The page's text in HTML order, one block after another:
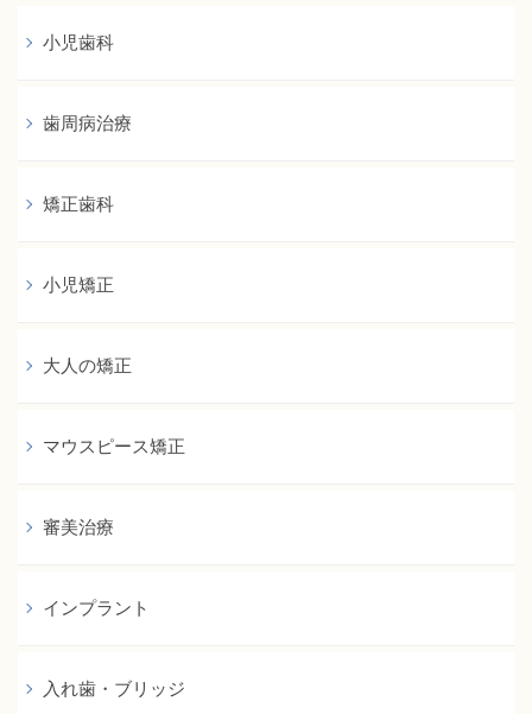
小児歯科
歯周病治療
矯正歯科
小児矯正
大人の矯正
マウスピース矯正
審美治療
インプラント
入れ歯・ブリッジ